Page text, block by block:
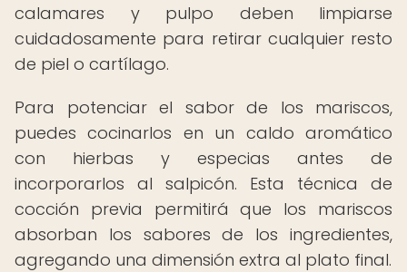
calamares y pulpo deben limpiarse
cuidadosamente para retirar cualquier resto
de piel o cartílago.
Para potenciar el sabor de los mariscos,
puedes cocinarlos en un caldo aromático
con hierbas y especias antes de
incorporarlos al salpicón. Esta técnica de
cocción previa permitirá que los mariscos
absorban los sabores de los ingredientes,
agregando una dimensión extra al plato final.